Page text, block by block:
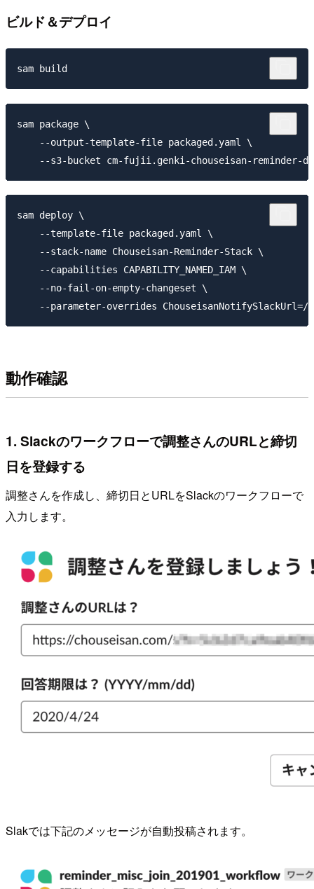
ビルド＆デプロイ
sam package \
    --output-template-file packaged.yaml \
sam deploy \
    --template-file packaged.yaml \
    --stack-name Chouseisan-Reminder-Stack \
    --capabilities CAPABILITY_NAMED_IAM \
    --no-fail-on-empty-changeset \
動作確認
1. Slackのワークフローで調整さんのURLと締切
日を登録する
調整さんを作成し、締切日とURLをSlackのワークフローで
入力します。
Slakでは下記のメッセージが自動投稿されます。